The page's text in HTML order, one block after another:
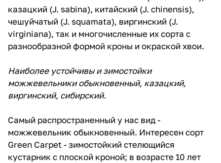
казацкий (J. sabina), китайский (J. chinensis),
чешуйчатый (J. squamata), виргинский (J.
virginiana), так и многочисленные их сорта с
разнообразной формой кроны и окраской хвои.
Наиболее устойчивы и зимостойки
можжевельники обыкновенный, казацкий,
виргинский, сибирский.
Самый распространенный у нас вид -
можжевельник обыкновенный. Интересен сорт
Green Carpet - зимостойкий стелющийся
кустарник с плоской кроной; в возрасте 10 лет